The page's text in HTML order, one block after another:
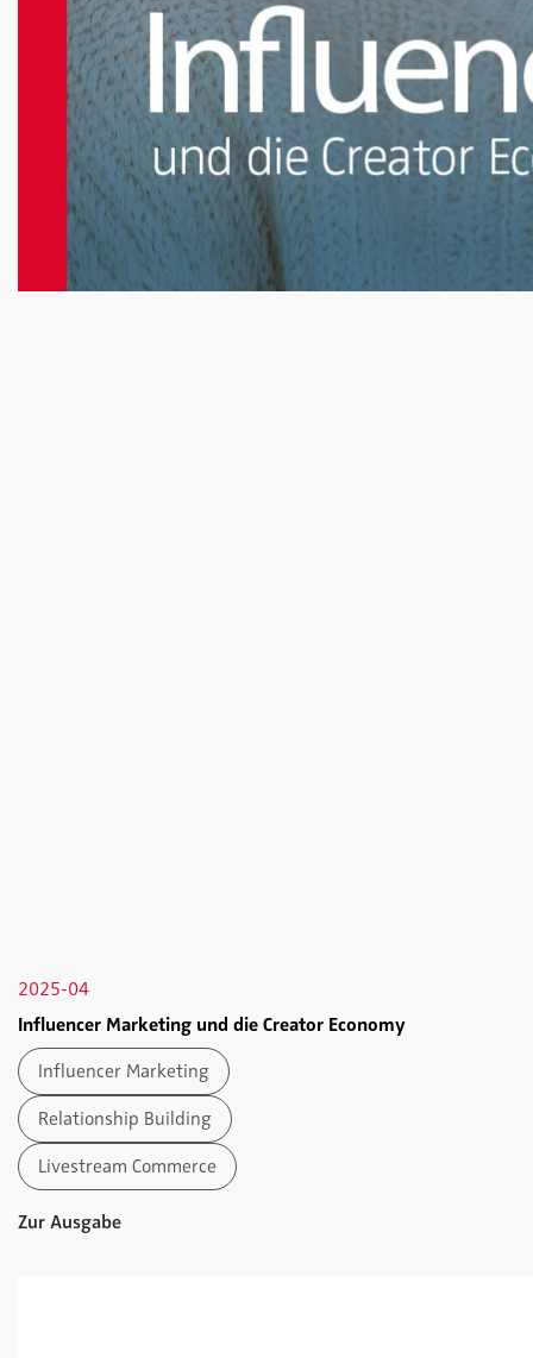
2025-04
Influencer Marketing und die Creator Economy
Influencer Marketing
Relationship Building
Livestream Commerce
Zur Ausgabe